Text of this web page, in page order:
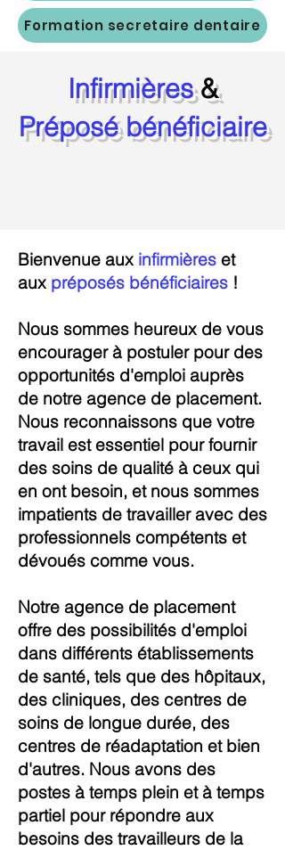
Formation secretaire dentaire
Infirmières&
Préposé bénéficiaire
Bienvenue aux infirmières et
aux préposés bénéficiaires !
Nous sommes heureux de vous
encourager à postuler pour des
opportunités d'emploi auprès
de notre agence de placement.
Nous reconnaissons que votre
travail est essentiel pour fournir
des soins de qualité à ceux qui
en ont besoin, et nous sommes
impatients de travailler avec des
professionnels compétents et
dévoués comme vous.
Notre agence de placement
offre des possibilités d'emploi
dans différents établissements
de santé, tels que des hôpitaux,
des cliniques, des centres de
soins de longue durée, des
centres de réadaptation et bien
d'autres. Nous avons des
postes à temps plein et à temps
partiel pour répondre aux
besoins des travailleurs de la